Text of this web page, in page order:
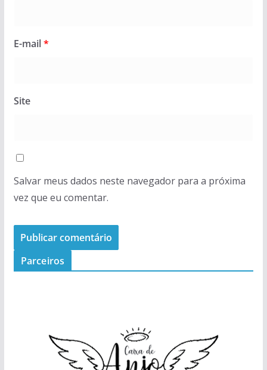
E-mail*
Site
Salvar meus dados neste navegador para a próxima
vez que eu comentar.
Parceiros